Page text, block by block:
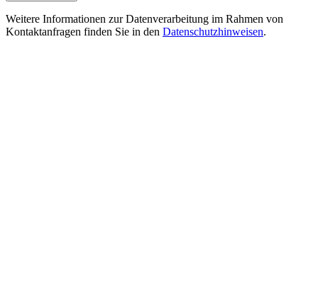
Weitere Informationen zur Datenverarbeitung im Rahmen von
Kontaktanfragen finden Sie in den Datenschutzhinweisen.